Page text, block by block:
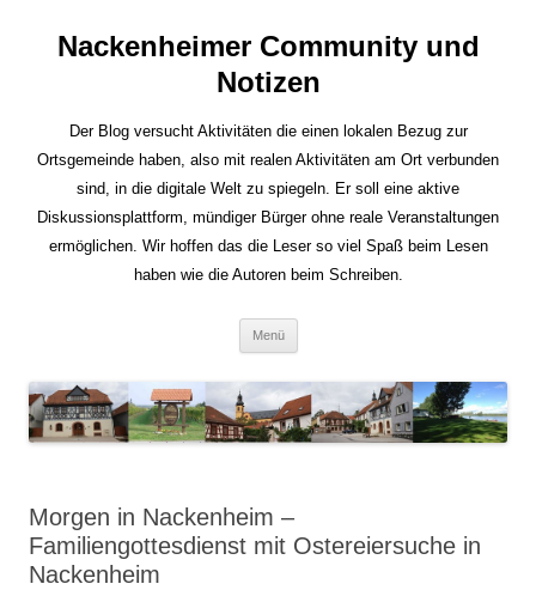
Nackenheimer Community und
Notizen
Der Blog versucht Aktivitäten die einen lokalen Bezug zur
Ortsgemeinde haben, also mit realen Aktivitäten am Ort verbunden
sind, in die digitale Welt zu spiegeln. Er soll eine aktive
Diskussionsplattform, mündiger Bürger ohne reale Veranstaltungen
ermöglichen. Wir hoffen das die Leser so viel Spaß beim Lesen
haben wie die Autoren beim Schreiben.
Menü
Morgen in Nackenheim –
Familiengottesdienst mit Ostereiersuche in
Nackenheim